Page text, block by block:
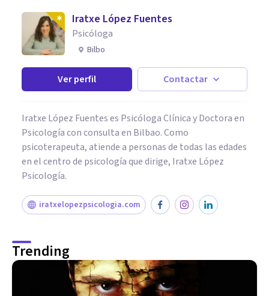
Iratxe López Fuentes
Psicóloga
Bilbo
Ver perfil Contactar
Iratxe López Fuentes es Psicóloga Clínica y Doctora en
Psicología con consulta en Bilbao. Como
psicoterapeuta, atiende a personas de todas las edades
en el centro de psicología que dirige, Iratxe López
Psicología.
iratxelopezpsicologia.com
Trending